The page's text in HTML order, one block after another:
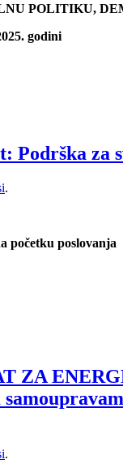
POLITIKU,
godini
Podrška za
.
početku poslovanja
ZA
.